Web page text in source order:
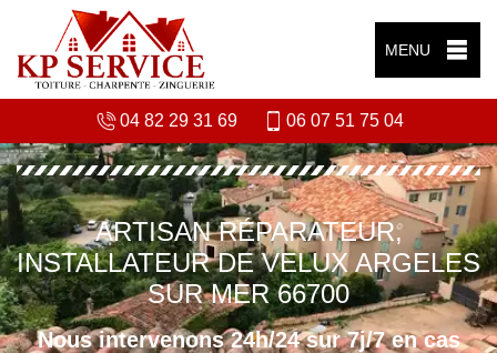
MENU
04 82 29 31 69 06 07 51 75 04
ARTISAN RÉPARATEUR,
INSTALLATEUR DE VELUX ARGELES
SUR MER 66700
Nous intervenons 24h/24 sur 7j/7 en cas